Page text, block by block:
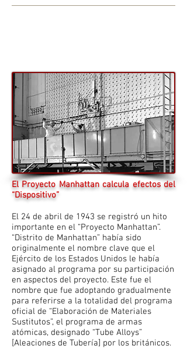
El Proyecto Manhattan calcula efectos del
“Dispositivo”
El 24 de abril de 1943 se registró un hito
importante en el “Proyecto Manhattan”.
“Distrito de Manhattan” había sido
originalmente el nombre clave que el
Ejército de los Estados Unidos le había
asignado al programa por su participación
en aspectos del proyecto. Este fue el
nombre que fue adoptando gradualmente
para referirse a la totalidad del programa
oficial de “Elaboración de Materiales
Sustitutos”, el programa de armas
atómicas, designado “Tube Alloys”
[Aleaciones de Tubería] por los británicos.